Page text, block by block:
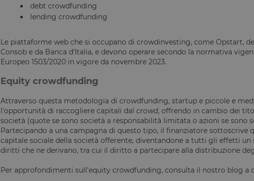
debt crowdfunding
lending crowdfunding
Le piattaforme web che si occupano di crowdinvesting, come Opstart,
Consob e da Banca d'Italia, e devono operare secondo la normativa
Europeo 1503/2020 in vigore da novembre 2023.
Equity crowdfunding
Attraverso questa metodologia di crowdfunding, startup e piccole e
l'opportunità di raccogliere capitali dal crowd, offrendo in cambio dei
società (quote se sono società a responsabilità limitata o azioni se sono
Partecipando a una campagna di questo tipo, il finanziatore sottoscrive
capitale sociale della società offerente, diventandone a tutti gli effetti
diritti che ne derivano, tra cui il diritto a partecipare alla distribuzione
Per approfondimenti sull'equity crowdfunding, consulta il nostro blog a